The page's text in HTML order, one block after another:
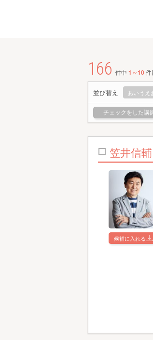
166 件中 1～10件
並び替え あいうえ
チェックをした講
笠井信輔
候補に入れる